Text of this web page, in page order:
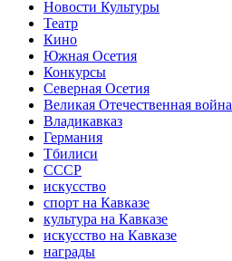
Новости Культуры
Театр
Кино
Южная Осетия
Конкурсы
Северная Осетия
Великая Отечественная война
Владикавказ
Германия
Тбилиси
СССР
искусство
спорт на Кавказе
культура на Кавказе
искусство на Кавказе
награды